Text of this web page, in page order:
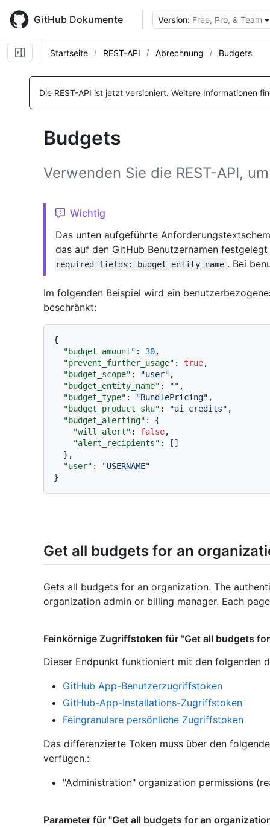
main
content
GitHub Dokumente Version: Free, Pro, & Team
Startseite REST-API Abrechnung Budgets
Die REST-API ist jetzt versioniert. Weitere Informationen
Budgets
Verwenden Sie die REST-API,
Wichtig
Das unten aufgeführte
das auf den GitHub Benutzernamen
required fields: budget_entity_name . Bei
Im folgenden Beispiel wird ein
beschränkt:
{
"budget_amount" : 30,
"prevent_further_usage" : true,
"budget_scope" : "user" ,
"budget_entity_name" : "" ,
"budget_type" : "BundlePricing" ,
"budget_product_sku" : "ai_credits" ,
"budget_alerting" :
{
"will_alert" : false,
"alert_recipients" : [ ]
} ,
"user" :
"USERNAME"
}
Get all budgets for an
Gets all budgets for an organization. The
organization admin or billing manager. Each
Feinkörnige Zugriffstoken für "Get all budgets
Dieser Endpunkt funktioniert mit den folgenden
GitHub App-Benutzerzugriffstoken
GitHub-App-Installations-Zugriffstoken
Feingranulare persönliche Zugriffstoken
Das differenzierte Token muss über den
verfügen.:
"Administration" organization permissions
Parameter für "Get all budgets for an
Name, Typ,
BESCHREIBUNG
Name, Typ,
BESCHREIBUNG
Name, Typ,
BESCHREIBUNG
Name, Typ,
BESCHREIBUNG
Name, Typ,
BESCHREIBUNG
Name, Typ,
BESCHREIBUNG
Name, Typ,
BESCHREIBUNG
Name, Typ,
BESCHREIBUNG
Name, Typ,
BESCHREIBUNG
Name, Typ,
BESCHREIBUNG
Name, Typ,
BESCHREIBUNG
Name, Typ,
BESCHREIBUNG
Name, Typ,
BESCHREIBUNG